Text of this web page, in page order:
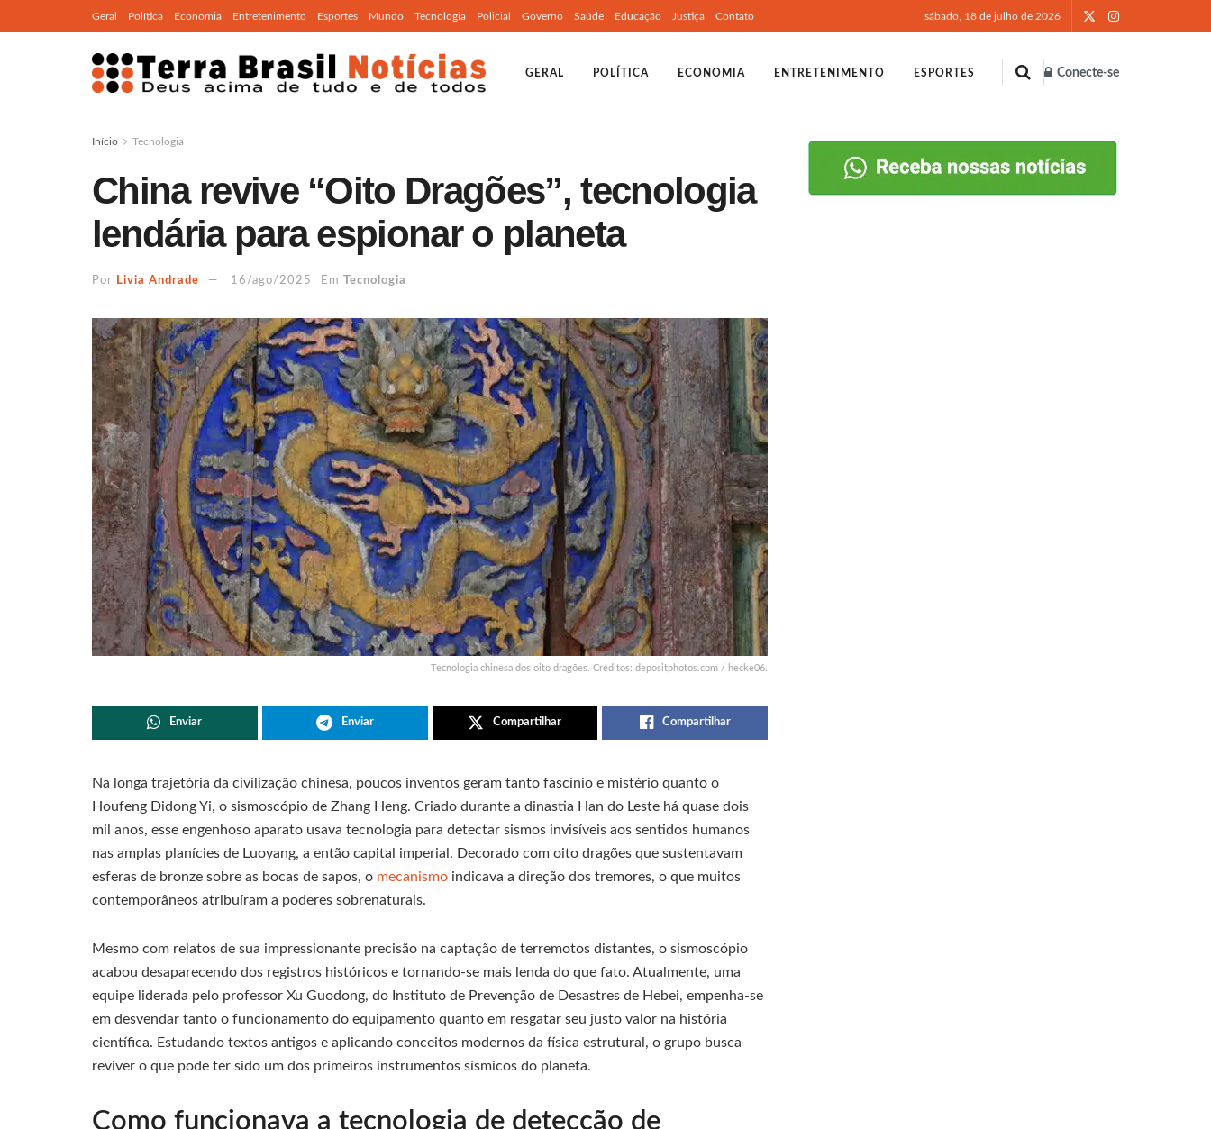
Geral Política Economia Entretenimento Esportes Mundo Tecnologia Policial Governo Saúde Educação Justiça Contato sábado, 18 de julho de 2026
GERAL POLÍTICA ECONOMIA ENTRETENIMENTO ESPORTES Conecte-se
Início Tecnologia
China revive “Oito Dragões”, tecnologia
lendária para espionar o planeta
Por Livia Andrade 16/ago/2025 Em Tecnologia
Tecnologia chinesa dos oito dragões. Créditos: depositphotos.com / hecke06.
Enviar Enviar Compartilhar Compartilhar
Na longa trajetória da civilização chinesa, poucos inventos geram tanto fascínio e mistério quanto o
Houfeng Didong Yi, o sismoscópio de Zhang Heng. Criado durante a dinastia Han do Leste há quase dois
mil anos, esse engenhoso aparato usava tecnologia para detectar sismos invisíveis aos sentidos humanos
nas amplas planícies de Luoyang, a então capital imperial. Decorado com oito dragões que sustentavam
esferas de bronze sobre as bocas de sapos, o mecanismo indicava a direção dos tremores, o que muitos
contemporâneos atribuíram a poderes sobrenaturais.
Mesmo com relatos de sua impressionante precisão na captação de terremotos distantes, o sismoscópio
acabou desaparecendo dos registros históricos e tornando-se mais lenda do que fato. Atualmente, uma
equipe liderada pelo professor Xu Guodong, do Instituto de Prevenção de Desastres de Hebei, empenha-se
em desvendar tanto o funcionamento do equipamento quanto em resgatar seu justo valor na história
científica. Estudando textos antigos e aplicando conceitos modernos da física estrutural, o grupo busca
reviver o que pode ter sido um dos primeiros instrumentos sísmicos do planeta.
Como funcionava a tecnologia de detecção de